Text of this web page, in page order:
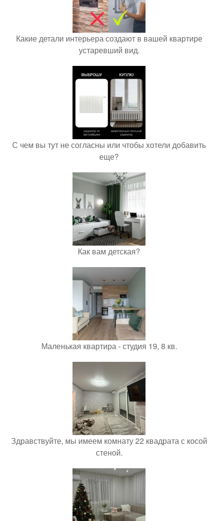
Какие детали интерьера создают в вашей квартире
устаревший вид.
С чем вы тут не согласны или чтобы хотели добавить
еще?
Как вам детская?
Маленькая квартира - студия 19, 8 кв.
Здравствуйте, мы имеем комнату 22 квадрата с косой
стеной.